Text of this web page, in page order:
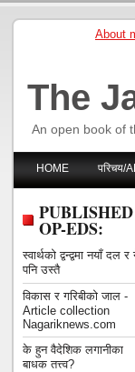
About
The
An open book of
HOME परिचय/
PUBLISHED
OP-EDS:
स्वार्थको द्वन्द्वमा नयाँ दल र
पनि उस्तै
विकास र गरिबीको जाल -
Article collection
Nagariknews.com
के हुन वैदेशिक लगानीका
बाधक तत्त्व?